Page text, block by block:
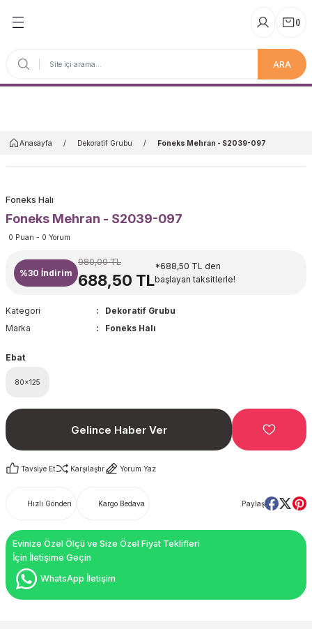
ARA
()
Anasayfa Dekoratif Grubu Foneks Mehran - S2039-097
Foneks Halı
Foneks Mehran - S2039-097
0 Puan - 0 Yorum
%30 İndirim
980,00 TL
688,50 TL
*688,50 TL den
başlayan taksitlerle!
Kategori
Dekoratif Grubu
Marka
Foneks Halı
Ebat
80x125
Gelince Haber Ver
Tavsiye Et Karşılaştır Yorum Yaz
Hızlı Gönderi Kargo Bedava Paylaş
Evinize Özel Ölçü ve Size Özel Fiyat Teklifleri
İçin İletişime Geçin
WhatsApp İletişim